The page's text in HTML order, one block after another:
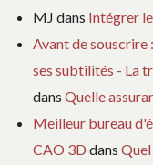
MJ dans Intégrer
Avant de souscrire
ses subtilités - La
dans Quelle
Meilleur bureau
CAO 3D dans Quel